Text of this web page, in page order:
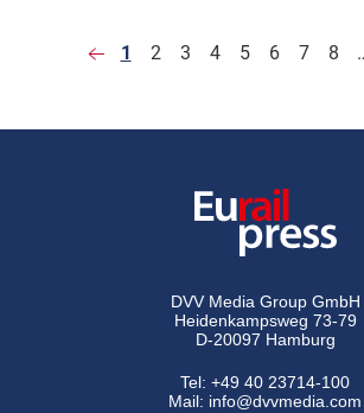
1 2 3 4 5 6 7 8
DVV Media Group GmbH
Heidenkampsweg 73-79
D-20097 Hamburg
Tel:+49 40 23714-100
Mail: info@dvvmedia.com